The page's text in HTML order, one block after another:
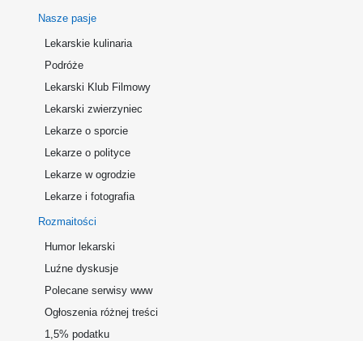
Nasze pasje
Lekarskie kulinaria
Podróże
Lekarski Klub Filmowy
Lekarski zwierzyniec
Lekarze o sporcie
Lekarze o polityce
Lekarze w ogrodzie
Lekarze i fotografia
Rozmaitości
Humor lekarski
Luźne dyskusje
Polecane serwisy www
Ogłoszenia różnej treści
1,5% podatku